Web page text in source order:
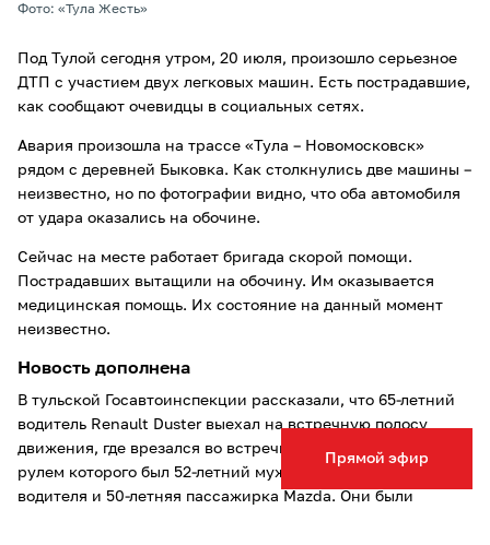
Прямой эфир
Фото: «Тула Жесть»
Под Тулой сегодня утром, 20 июля, произошло серьезное
ДТП с участием двух легковых машин. Есть пострадавшие,
как сообщают очевидцы в социальных сетях.
Авария произошла на трассе «Тула – Новомосковск»
рядом с деревней Быковка. Как столкнулись две машины –
неизвестно, но по фотографии видно, что оба автомобиля
от удара оказались на обочине.
Сейчас на месте работает бригада скорой помощи.
Пострадавших вытащили на обочину. Им оказывается
медицинская помощь. Их состояние на данный момент
неизвестно.
Новость дополнена
В тульской Госавтоинспекции рассказали, что 65-летний
водитель Renault Duster выехал на встречную полосу
движения, где врезался во встречное авто Mazda CX-5, за
рулем которого был 52-летний мужчина. Пострадали оба
водителя и 50-летняя пассажирка Mazda. Они были